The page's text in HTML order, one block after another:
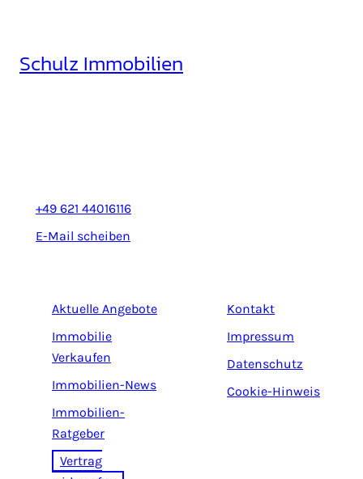
Schulz Immobilien
+49 621 44016116
E-Mail scheiben
Aktuelle Angebote
Immobilie
Verkaufen
Immobilien-News
Immobilien-
Ratgeber
Vertrag
Kontakt
Impressum
Datenschutz
Cookie-Hinweis